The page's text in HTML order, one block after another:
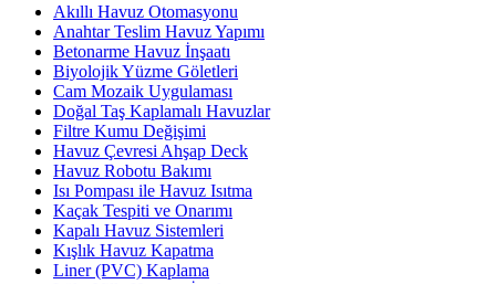
Akıllı Havuz Otomasyonu
Anahtar Teslim Havuz Yapımı
Betonarme Havuz İnşaatı
Biyolojik Yüzme Göletleri
Cam Mozaik Uygulaması
Doğal Taş Kaplamalı Havuzlar
Filtre Kumu Değişimi
Havuz Çevresi Ahşap Deck
Havuz Robotu Bakımı
Isı Pompası ile Havuz Isıtma
Kaçak Tespiti ve Onarımı
Kapalı Havuz Sistemleri
Kışlık Havuz Kapatma
Liner (PVC) Kaplama